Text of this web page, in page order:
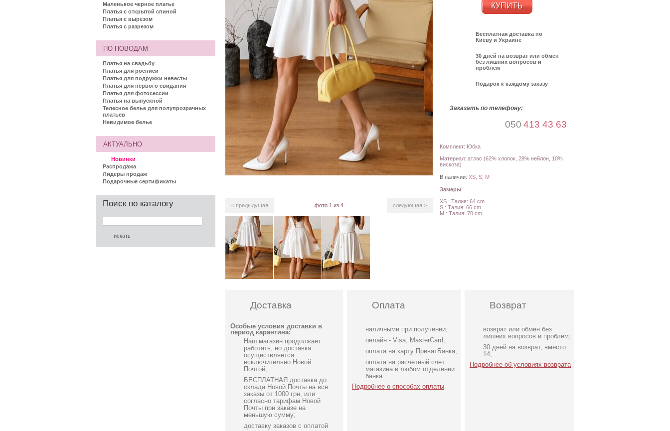
КУПИТЬ
Бесплатная доставка по
Киеву и Украине
30 дней на возврат или обмен
без лишних вопросов и
проблем
Подарок к каждому заказу
Заказать по телефону:
050 413 43 63
Комплект: Юбка
Материал: атлас (62% хлопок, 28% нейлон, 10%
вискоза)
В наличии: XS, S, M
Замеры
XS : Талия: 64 cm
S : Талия: 66 cm
M : Талия: 70 cm
< предыдущая фото 1 из 4 следующая >
Доставка
Особые условия доставки в
период карантина:
Наш магазин продолжает
работать, но доставка
осуществляется
исключительно Новой
Почтой;
БЕСПЛАТНАЯ доставка до
склада Новой Почты на все
заказы от 1000 грн, или
согласно тарифам Новой
Почты при заказе на
меньшую сумму;
доставку заказов с оплатой
Оплата
наличными при получении;
онлайн - Visa, MasterCard;
оплата на карту ПриватБанка;
оплата на расчетный счет
магазина в любом отделении
банка.
Подробнее о способах оплаты
Возврат
возврат или обмен без
лишних вопросов и проблем;
30 дней на возврат, вместо
14;
Подробнее об условиях возврата
Маленькое черное платье
Платья с открытой спиной
Платья с вырезом
Платья с разрезом
ПО ПОВОДАМ
Платья на свадьбу
Платья для росписи
Платья для подружки невесты
Платья для первого свидания
Платья для фотосессии
Платья на выпускной
Телесное белье для полупрозрачных
платьев
Невидимое белье
АКТУАЛЬНО
Новинки
Распродажа
Лидеры продаж
Подарочные сертификаты
Поиск по каталогу